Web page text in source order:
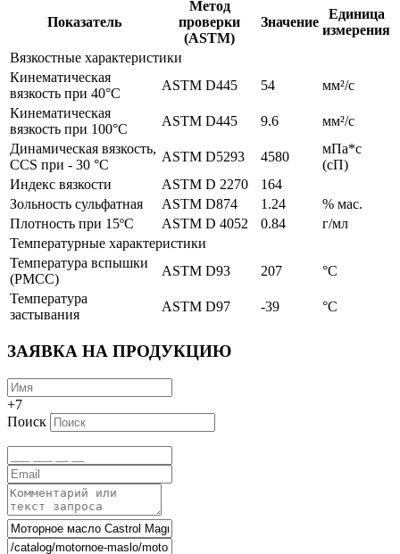
Показатель
Метод
проверки
(ASTM)
Значение
Единица
измерения
Вязкостные характеристики
Кинематическая
вязкость при 40°C
ASTM D445 54
мм²/c
Кинематическая
вязкость при 100°C
ASTM D445 9.6
мм²/c
Динамическая вязкость,
CCS при - 30 °C
ASTM D5293 4580
мПа*с
(сП)
Индекс вязкости
ASTM D 2270
164
Зольность сульфатная
ASTM D874 1.24
% мас.
Плотность при 15ºC
ASTM D 4052 0.84
г/мл
Температурные характеристики
Температура вспышки
(PMCC)
ASTM D93 207
°C
Температура
застывания
ASTM D97 -39 °C
ЗАЯВКА НА ПРОДУКЦИЮ
+7
Поиск